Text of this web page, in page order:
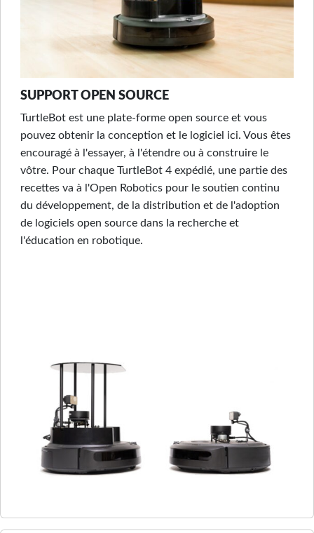
SUPPORT OPEN SOURCE
TurtleBot est une plate-forme open source et vous
pouvez obtenir la conception et le logiciel ici. Vous êtes
encouragé à l'essayer, à l'étendre ou à construire le
vôtre. Pour chaque TurtleBot 4 expédié, une partie des
recettes va à l'Open Robotics pour le soutien continu
du développement, de la distribution et de l'adoption
de logiciels open source dans la recherche et
l'éducation en robotique.